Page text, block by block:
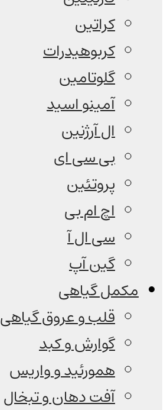
کراتین
کربوهیدرات
گلوتامین
آمینو اسید
ال آرژنین
بی سی ای
پروتئین
اچ ام بی
سی ال آ
گین آپ
مکمل گیاهی
قلب و عروق گیاهی
گوارش و کبد
همورئید و واریس
آفت دهان و تبخال